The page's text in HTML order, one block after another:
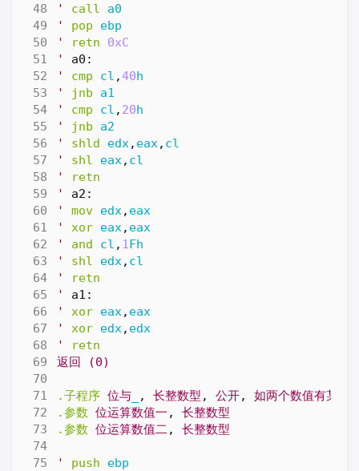
'
call
a0
'
pop
ebp
'
retn
0xC
'
a0:
'
cmp cl ,40h
'
jnb
a1
'
cmp cl , 20h
'
jnb
a2
'
shld edx, eax, cl
'
shl eax, cl
'
retn
'
a2:
'
mov edx, eax
'
xor eax, eax
'
and cl , 1Fh
'
shl edx, cl
'
retn
'
a1:
'
xor eax, eax
'
xor edx, edx
'
retn
返回
(0)
.子程序 位与 , 长整数型 , 公开,
如两个数值有某共
.参数 位运算数值一 ,
长整数型
.参数 位运算数值二, 长整数型
' push
ebp